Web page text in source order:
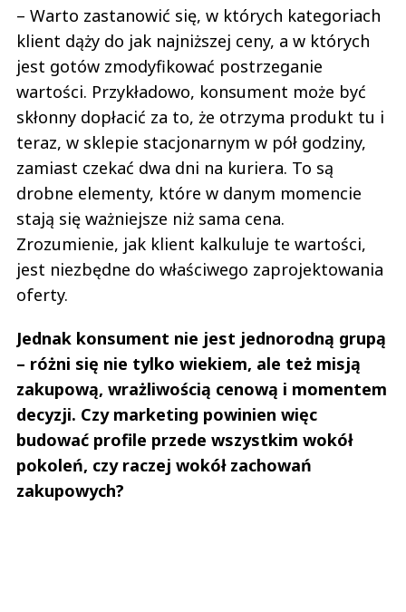
– Warto zastanowić się, w których kategoriach
klient dąży do jak najniższej ceny, a w których
jest gotów zmodyfikować postrzeganie
wartości. Przykładowo, konsument może być
skłonny dopłacić za to, że otrzyma produkt tu i
teraz, w sklepie stacjonarnym w pół godziny,
zamiast czekać dwa dni na kuriera. To są
drobne elementy, które w danym momencie
stają się ważniejsze niż sama cena.
Zrozumienie, jak klient kalkuluje te wartości,
jest niezbędne do właściwego zaprojektowania
oferty.
Jednak konsument nie jest jednorodną grupą
– różni się nie tylko wiekiem, ale też misją
zakupową, wrażliwością cenową i momentem
decyzji. Czy marketing powinien więc
budować profile przede wszystkim wokół
pokoleń, czy raczej wokół zachowań
zakupowych?